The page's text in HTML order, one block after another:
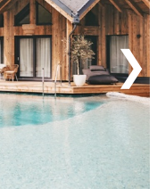
priserna.